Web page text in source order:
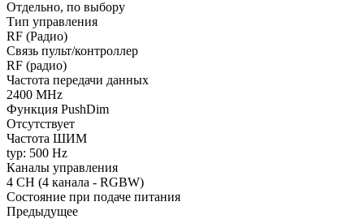
Отдельно, по выбору
Тип управления
RF (Радио)
Связь пульт/контроллер
RF (радио)
Частота передачи данных
2400 MHz
Функция PushDim
Отсутствует
Частота ШИМ
typ: 500 Hz
Каналы управления
4 CH (4 канала - RGBW)
Состояние при подаче питания
Предыдущее